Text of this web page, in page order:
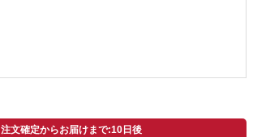
注文確定からお届けまで:10日後